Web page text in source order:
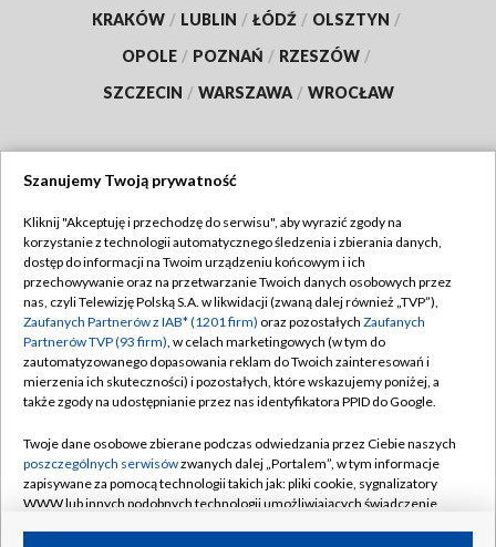
KRAKÓW / LUBLIN / ŁÓDŹ / OLSZTYN /
OPOLE / POZNAŃ / RZESZÓW /
SZCZECIN / WARSZAWA / WROCŁAW
TVP
Abonament TVP
Emisja w TVP
Centrum informacji TVP
Naziemna Telewizja Cyfrowa
Rada Programowa
System NOS
Informacje o nadawcy
Regulamin TVP
Polityka prywatności
Moje zgody
Pomoc
Kontakt
Kanały
Szanujemy Twoją prywatność
Kliknij "Akceptuję i przechodzę do serwisu", aby wyrazić zgody na
korzystanie z technologii automatycznego śledzenia i zbierania danych,
dostęp do informacji na Twoim urządzeniu końcowym i ich
przechowywanie oraz na przetwarzanie Twoich danych osobowych przez
nas, czyli Telewizję Polską S.A. w likwidacji (zwaną dalej również „TVP”),
Zaufanych Partnerów z IAB* (1201 firm) oraz pozostałych Zaufanych
Partnerów TVP (93 firm), w celach marketingowych (w tym do
zautomatyzowanego dopasowania reklam do Twoich zainteresowań i
mierzenia ich skuteczności) i pozostałych, które wskazujemy poniżej, a
także zgody na udostępnianie przez nas identyfikatora PPID do Google.
Twoje dane osobowe zbierane podczas odwiedzania przez Ciebie naszych
poszczególnych serwisówzwanych dalej „Portalem”, w tym informacje
zapisywane za pomocą technologii takich jak: pliki cookie, sygnalizatory
WWW lub innych podobnych technologii umożliwiających świadczenie